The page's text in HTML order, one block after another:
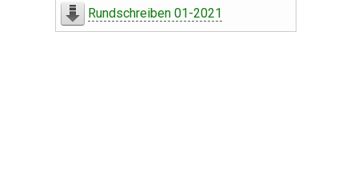
Rundschreiben 01-2021